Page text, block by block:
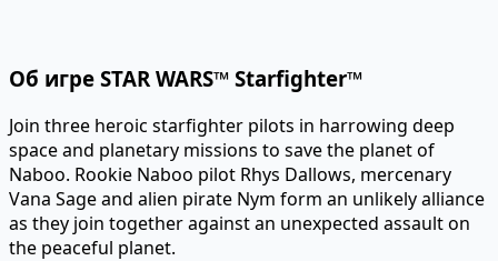
Об игре STAR WARS™ Starfighter™
Join three heroic starfighter pilots in harrowing deep
space and planetary missions to save the planet of
Naboo. Rookie Naboo pilot Rhys Dallows, mercenary
Vana Sage and alien pirate Nym form an unlikely alliance
as they join together against an unexpected assault on
the peaceful planet.